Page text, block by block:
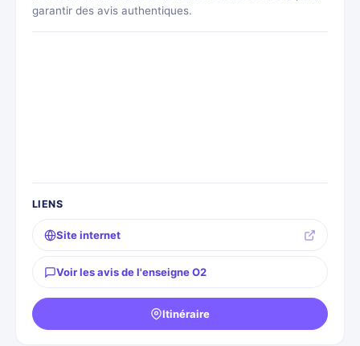
garantir des avis authentiques.
LIENS
Site internet
Voir les avis de l'enseigne O2
Itinéraire